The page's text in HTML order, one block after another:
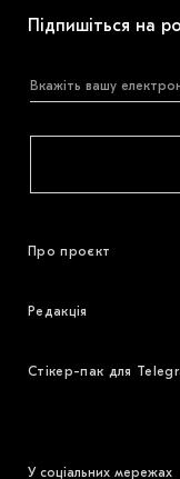
Підпишіться на
Про проєкт
Редакція
Стікер-пак для
У соціальних мережах